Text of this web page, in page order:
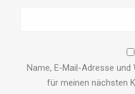
Name, E-Mail-Adresse
für meinen nächsten